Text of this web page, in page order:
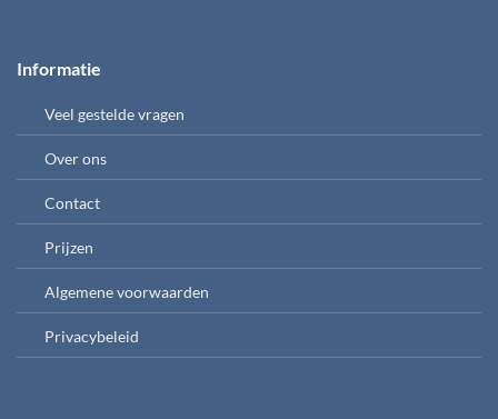
Informatie
Veel gestelde vragen
Over ons
Contact
Prijzen
Algemene voorwaarden
Privacybeleid